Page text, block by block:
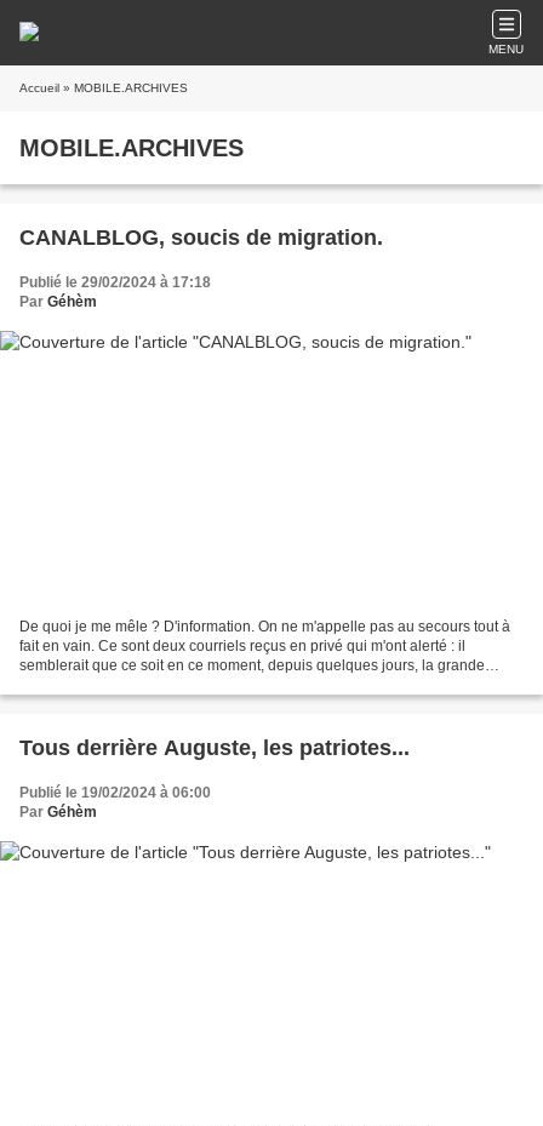
MENU
Accueil » MOBILE.ARCHIVES
MOBILE.ARCHIVES
CANALBLOG, soucis de migration.
Publié le 29/02/2024 à 17:18
Par Géhèm
De quoi je me mêle ? D'information. On ne m'appelle pas au secours tout à
fait en vain. Ce sont deux courriels reçus en privé qui m'ont alerté : il
semblerait que ce soit en ce moment, depuis quelques jours, la grande
Tous derrière Auguste, les patriotes...
Publié le 19/02/2024 à 06:00
Par Géhèm